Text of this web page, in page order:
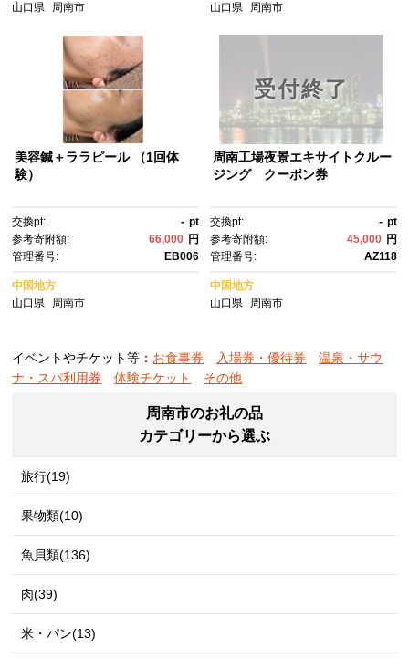
山口県
周南市
山口県
周南市
美容鍼＋ララピール （1回体
験）
交換pt: - pt
参考寄附額:
66,000 円
管理番号:
EB006
中国地方
山口県
周南市
受付終了
周南工場夜景エキサイトクルー
ジング クーポン券
交換pt: - pt
参考寄附額:
45,000 円
管理番号:
AZ118
中国地方
山口県
周南市
イベントやチケット等： お食事券 入場券・優待券
温泉・サウ
ナ・スパ利用券
体験チケット その他
周南市のお礼の品
カテゴリーから選ぶ
旅行(19)
果物類(10)
魚貝類(136)
肉(39)
米・パン(13)